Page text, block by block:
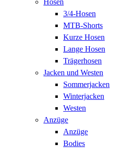
3/4-Hosen
MTB-Shorts
Kurze Hosen
Lange Hosen
Trägerhosen
Jacken und Westen
Sommerjacken
Winterjacken
Westen
Anzüge
Anzüge
Bodies